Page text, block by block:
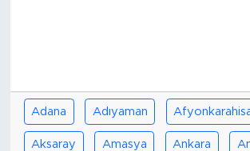
Adana Adıyaman
Aksaray Amasya Ankara
Bingöl Kaza Haberleri